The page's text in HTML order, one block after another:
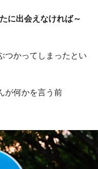
に出会えなければ～
つかってしまったとい
が何かを言う前